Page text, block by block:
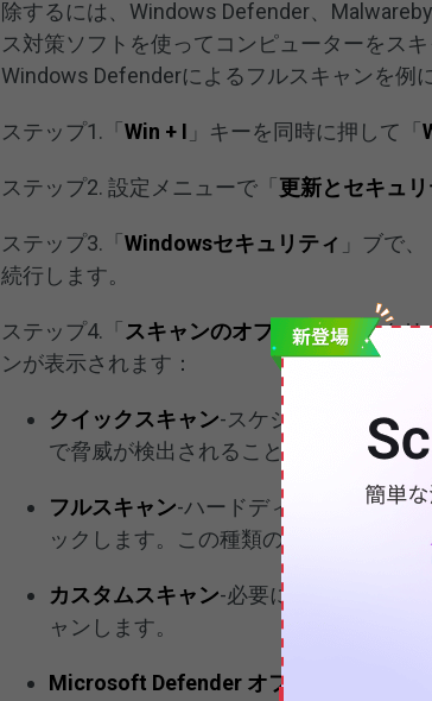
除するには、Windows Defender、
ス対策ソフトを使ってコンピューターをス
Windows Defenderによるフルスキャンを例
ステップ1.「Win + I 」キーを同時に押して「
ステップ2. 設定メニューで「 更新とセキュリ
ステップ3.「Windowsセキュリティ 」ブで、
続行します。
ステップ4.「 スキャンのオプション」をクリ
ンが表示されます：
クイックスキャン-スケジュールスキャ
で脅威が検出されることが多いフォル
フルスキャン-ハードディスク上のすべ
ックします。この種類のスキャンは時
カスタムスキャン-必要に応じて特定の
ャンします。
Microsoft Defender オフラインスキャン